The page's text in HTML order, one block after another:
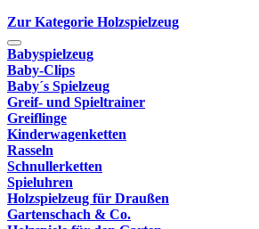
Zur Kategorie Holzspielzeug
Babyspielzeug
Baby-Clips
Baby´s Spielzeug
Greif- und Spieltrainer
Greiflinge
Kinderwagenketten
Rasseln
Schnullerketten
Spieluhren
Holzspielzeug für Draußen
Gartenschach & Co.